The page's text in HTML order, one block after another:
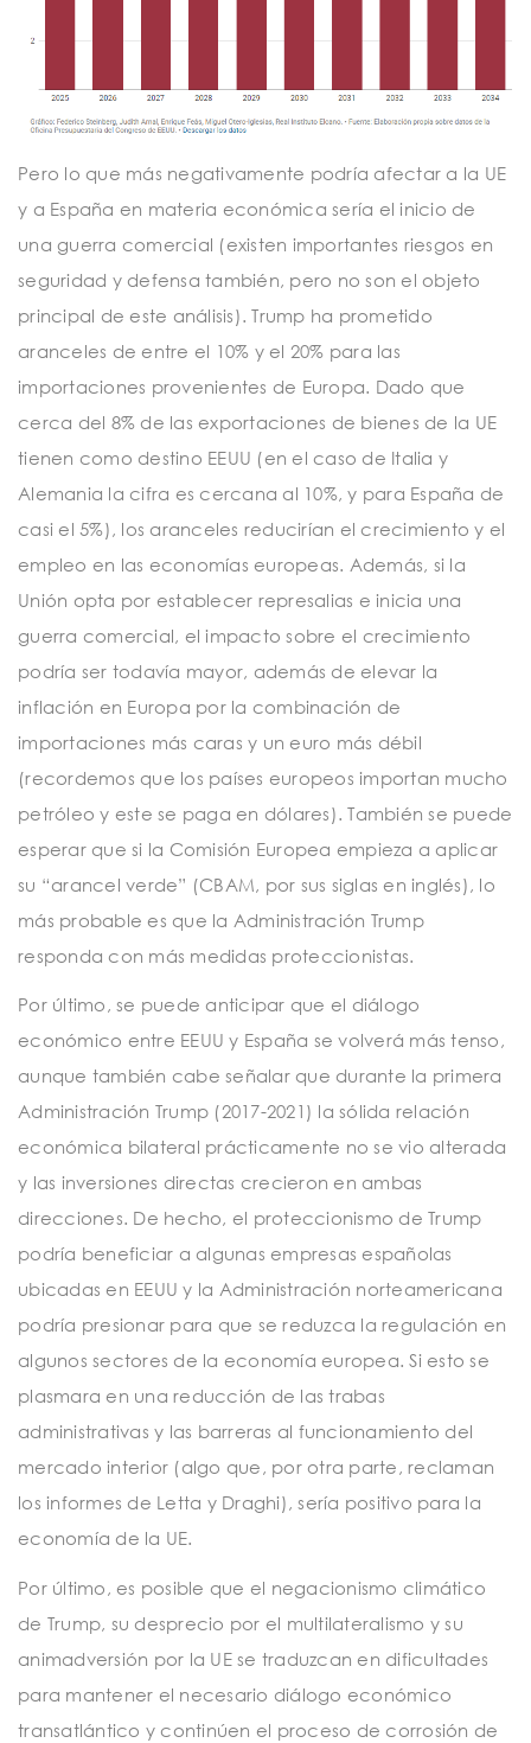
Pero lo que más negativamente podría afectar a la UE
y a España en materia económica sería el inicio de
una guerra comercial (existen importantes riesgos en
seguridad y defensa también, pero no son el objeto
principal de este análisis). Trump ha prometido
aranceles de entre el 10% y el 20% para las
importaciones provenientes de Europa. Dado que
cerca del 8% de las exportaciones de bienes de la UE
tienen como destino EEUU (en el caso de Italia y
Alemania la cifra es cercana al 10%, y para España de
casi el 5%), los aranceles reducirían el crecimiento y el
empleo en las economías europeas. Además, si la
Unión opta por establecer represalias e inicia una
guerra comercial, el impacto sobre el crecimiento
podría ser todavía mayor, además de elevar la
inflación en Europa por la combinación de
importaciones más caras y un euro más débil
(recordemos que los países europeos importan mucho
petróleo y este se paga en dólares). También se puede
esperar que si la Comisión Europea empieza a aplicar
su “arancel verde” (CBAM, por sus siglas en inglés), lo
más probable es que la Administración Trump
responda con más medidas proteccionistas.
Por último, se puede anticipar que el diálogo
económico entre EEUU y España se volverá más tenso,
aunque también cabe señalar que durante la primera
Administración Trump (2017-2021) la sólida relación
económica bilateral prácticamente no se vio alterada
y las inversiones directas crecieron en ambas
direcciones. De hecho, el proteccionismo de Trump
podría beneficiar a algunas empresas españolas
ubicadas en EEUU y la Administración norteamericana
podría presionar para que se reduzca la regulación en
algunos sectores de la economía europea. Si esto se
plasmara en una reducción de las trabas
administrativas y las barreras al funcionamiento del
mercado interior (algo que, por otra parte, reclaman
los informes de Letta y Draghi), sería positivo para la
economía de la UE.
Por último, es posible que el negacionismo climático
de Trump, su desprecio por el multilateralismo y su
animadversión por la UE se traduzcan en dificultades
para mantener el necesario diálogo económico
transatlántico y continúen el proceso de corrosión de